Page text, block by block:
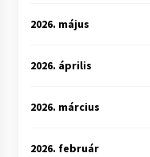
2026. május
2026. április
2026. március
2026. február